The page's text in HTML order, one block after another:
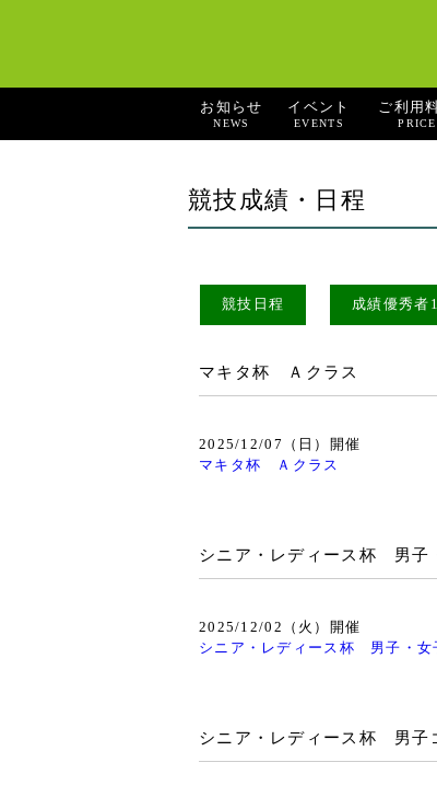
お知らせ
NEWS
イベント
EVENTS
ご利用
PRICE
競技成績・日程
競技日程 成績優秀者1
マキタ杯 Ａクラス
2025/12/07（日）開催
マキタ杯 Ａクラス
シニア・レディース杯 男子
2025/12/02（火）開催
シニア・レディース杯 男子・女
シニア・レディース杯 男子